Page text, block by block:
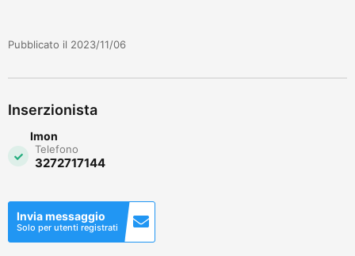
Pubblicato il 2023/11/06
Inserzionista
Imon
Telefono
3272717144
Invia messaggio
Solo per utenti registrati